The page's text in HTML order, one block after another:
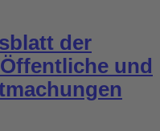
der
und